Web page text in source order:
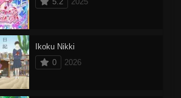
Ikoku Nikki
0
2026